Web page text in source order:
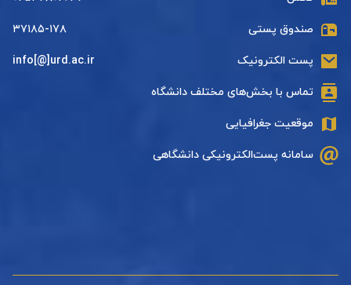
صندوق پستی ۳۷۱۸۵-۱۷۸
پست الکترونیک info[@]urd.ac.ir
تماس با بخش‌های مختلف دانشگاه
موقعیت جغرافیایی
سامانه پست‌الکترونیکی دانشگاهی